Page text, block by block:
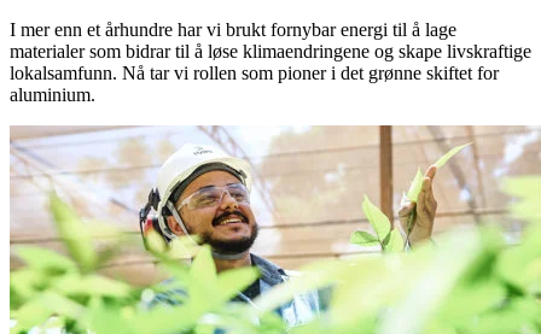
I mer enn et århundre har vi brukt fornybar energi til å lage
materialer som bidrar til å løse klimaendringene og skape livskraftige
lokalsamfunn. Nå tar vi rollen som pioner i det grønne skiftet for
aluminium.